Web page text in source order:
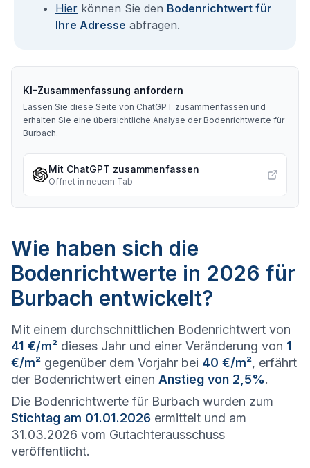
Hier können Sie den Bodenrichtwert für
Ihre Adresse abfragen.
KI-Zusammenfassung anfordern
Lassen Sie diese Seite von ChatGPT zusammenfassen und
erhalten Sie eine übersichtliche Analyse der Bodenrichtwerte für
Burbach.
Mit ChatGPT zusammenfassen
Öffnet in neuem Tab
Wie haben sich die
Bodenrichtwerte in 2026 für
Burbach entwickelt?
Mit einem durchschnittlichen Bodenrichtwert von
41 €/m² dieses Jahr und einer Veränderung von 1
€/m² gegenüber dem Vorjahr bei 40 €/m², erfährt
der Bodenrichtwert einen Anstieg von 2,5%.
Die Bodenrichtwerte für Burbach wurden zum
Stichtag am 01.01.2026 ermittelt und am
31.03.2026 vom Gutachterausschuss
veröffentlicht.